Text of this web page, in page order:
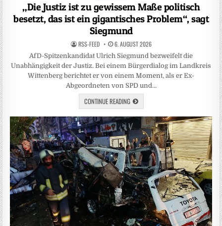
„Die Justiz ist zu gewissem Maße politisch
besetzt, das ist ein gigantisches Problem“, sagt
Siegmund
RSS-FEED 6. AUGUST 2026
AfD-Spitzenkandidat Ulrich Siegmund bezweifelt die
Unabhängigkeit der Justiz. Bei einem Bürgerdialog im Landkreis
Wittenberg berichtet er von einem Moment, als er Ex-
Abgeordneten von SPD und…
CONTINUE READING